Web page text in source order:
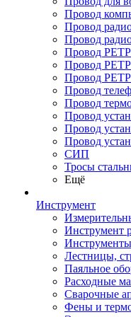
Провод
Провод
Провод
Провод
Провод
Провод
Провод
Провод
Провод
Провод
Провод
СИП
Тросы
Ещё
Инструмент
Инструмент
Инструменты
Лестницы,
Паяльное
Расходные
Сварочные
Фены и